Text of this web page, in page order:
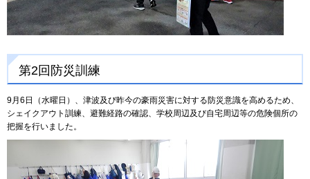
第2回防災訓練
9月6日（水曜日）、津波及び昨今の豪雨災害に対する防災意識を高めるため、
シェイクアウト訓練、避難経路の確認、学校周辺及び自宅周辺等の危険個所の
把握を行いました。